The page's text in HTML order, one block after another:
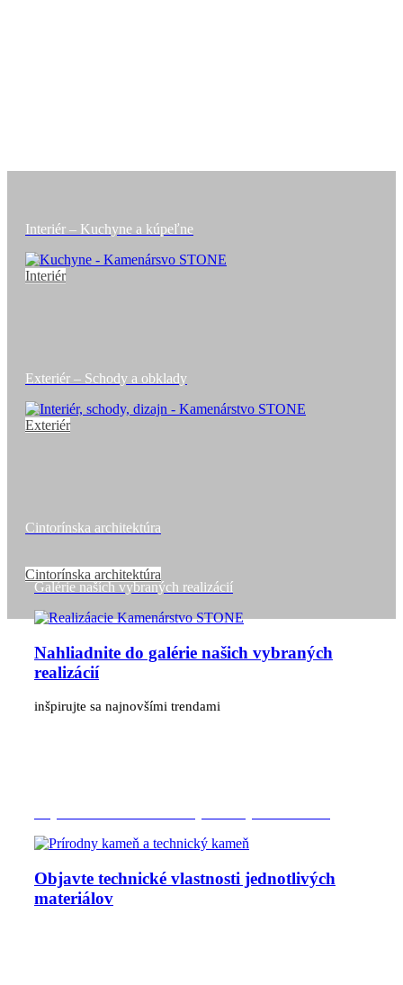
Interiér – Kuchyne a kúpeľne
Interiér
Exteriér – Schody a obklady
Exteriér
Cintorínska architektúra
Cintorínska architektúra
Galérie naších vybraných realizácií
Nahliadnite do galérie našich vybraných
realizácií
inšpirujte sa najnovšími trendami
Objavte technické vlastnosti jednotlivých
materiálov